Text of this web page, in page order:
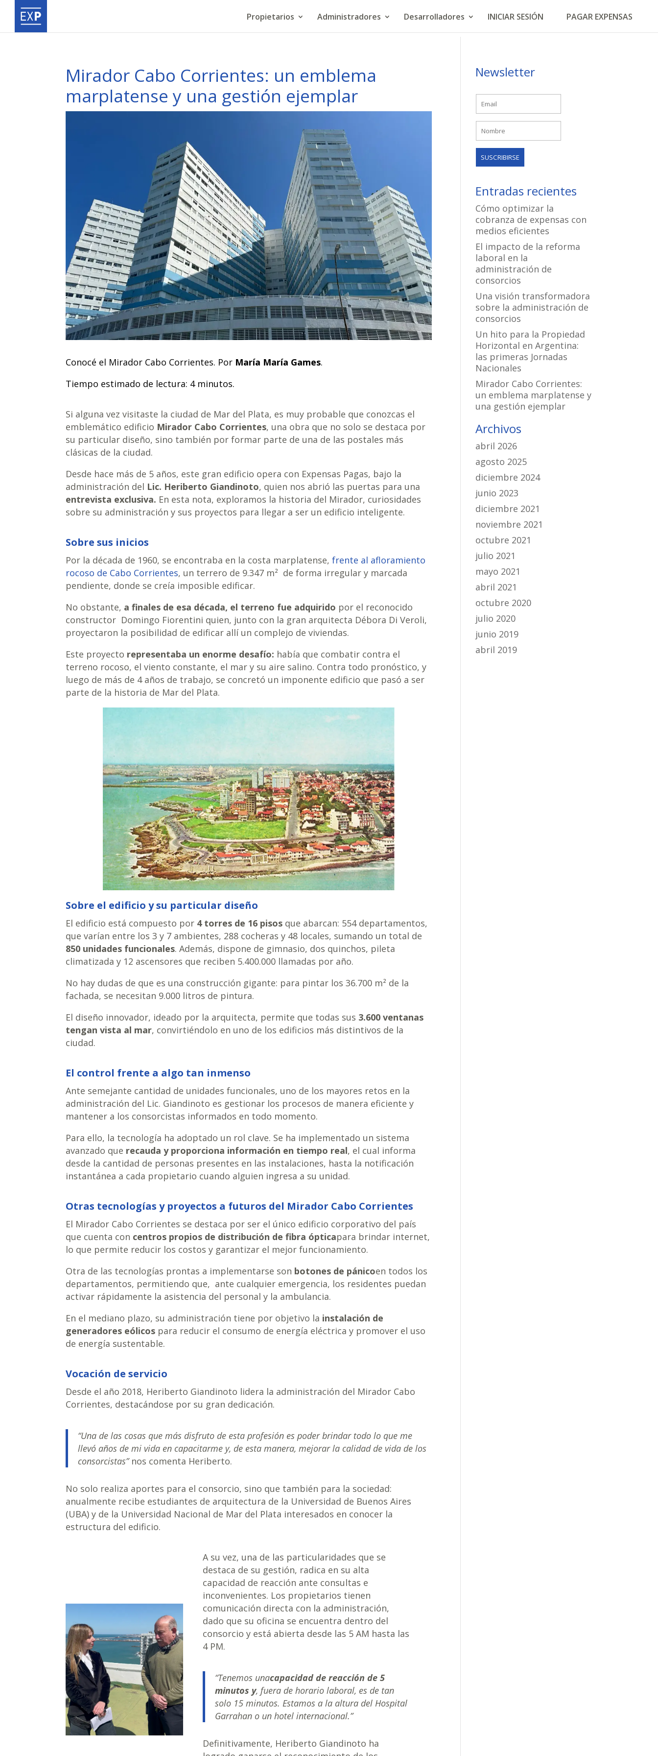
Propietarios Administradores Desarrolladores INICIAR SESIÓN PAGAR EXPENSAS
Mirador Cabo Corrientes: un emblema
marplatense y una gestión ejemplar
Conocé el Mirador Cabo Corrientes. Por María María Games.
Tiempo estimado de lectura: 4 minutos.
Si alguna vez visitaste la ciudad de Mar del Plata, es muy probable que conozcas el
emblemático edificio Mirador Cabo Corrientes, una obra que no solo se destaca por
su particular diseño, sino también por formar parte de una de las postales más
clásicas de la ciudad.
Desde hace más de 5 años, este gran edificio opera con Expensas Pagas, bajo la
administración del Lic. Heriberto Giandinoto, quien nos abrió las puertas para una
entrevista exclusiva. En esta nota, exploramos la historia del Mirador, curiosidades
sobre su administración y sus proyectos para llegar a ser un edificio inteligente.
Sobre sus inicios
Por la década de 1960, se encontraba en la costa marplatense,frente al afloramiento
rocoso de Cabo Corrientes, un terrero de 9.347 m² de forma irregular y marcada
pendiente, donde se creía imposible edificar.
No obstante, a finales de esa década, el terreno fue adquirido por el reconocido
constructor Domingo Fiorentini quien, junto con la gran arquitecta Débora Di Veroli,
proyectaron la posibilidad de edificar allí un complejo de viviendas.
Este proyecto representaba un enorme desafío: había que combatir contra el
terreno rocoso, el viento constante, el mar y su aire salino. Contra todo pronóstico, y
luego de más de 4 años de trabajo, se concretó un imponente edificio que pasó a ser
parte de la historia de Mar del Plata.
Sobre el edificio y su particular diseño
El edificio está compuesto por 4 torres de 16 pisos que abarcan: 554 departamentos,
que varían entre los 3 y 7 ambientes, 288 cocheras y 48 locales, sumando un total de
850 unidades funcionales. Además, dispone de gimnasio, dos quinchos, pileta
climatizada y 12 ascensores que reciben 5.400.000 llamadas por año.
No hay dudas de que es una construcción gigante: para pintar los 36.700 m² de la
fachada, se necesitan 9.000 litros de pintura.
El diseño innovador, ideado por la arquitecta, permite que todas sus 3.600 ventanas
tengan vista al mar, convirtiéndolo en uno de los edificios más distintivos de la
ciudad.
El control frente a algo tan inmenso
Ante semejante cantidad de unidades funcionales, uno de los mayores retos en la
administración del Lic. Giandinoto es gestionar los procesos de manera eficiente y
mantener a los consorcistas informados en todo momento.
Para ello, la tecnología ha adoptado un rol clave. Se ha implementado un sistema
avanzado que recauda y proporciona información en tiempo real, el cual informa
desde la cantidad de personas presentes en las instalaciones, hasta la notificación
instantánea a cada propietario cuando alguien ingresa a su unidad.
Otras tecnologías y proyectos a futuros del Mirador Cabo Corrientes
El Mirador Cabo Corrientes se destaca por ser el único edificio corporativo del país
que cuenta con centros propios de distribución de fibra ópticapara brindar internet,
lo que permite reducir los costos y garantizar el mejor funcionamiento.
Otra de las tecnologías prontas a implementarse son botones de pánicoen todos los
departamentos, permitiendo que, ante cualquier emergencia, los residentes puedan
activar rápidamente la asistencia del personal y la ambulancia.
En el mediano plazo, su administración tiene por objetivo la instalación de
generadores eólicos para reducir el consumo de energía eléctrica y promover el uso
de energía sustentable.
Vocación de servicio
Desde el año 2018, Heriberto Giandinoto lidera la administración del Mirador Cabo
Corrientes, destacándose por su gran dedicación.
“Una de las cosas que más disfruto de esta profesión es poder brindar todo lo que me
llevó años de mi vida en capacitarme y, de esta manera, mejorar la calidad de vida de los
consorcistas”nos comenta Heriberto.
No solo realiza aportes para el consorcio, sino que también para la sociedad:
anualmente recibe estudiantes de arquitectura de la Universidad de Buenos Aires
(UBA) y de la Universidad Nacional de Mar del Plata interesados en conocer la
estructura del edificio.
A su vez, una de las particularidades que se
destaca de su gestión, radica en su alta
capacidad de reacción ante consultas e
inconvenientes. Los propietarios tienen
comunicación directa con la administración,
dado que su oficina se encuentra dentro del
consorcio y está abierta desde las 5 AM hasta las
4 PM.
“Tenemos unacapacidad de reacción de 5
minutos y, fuera de horario laboral, es de tan
solo 15 minutos. Estamos a la altura del Hospital
Garrahan o un hotel internacional.”
Definitivamente, Heriberto Giandinoto ha
Newsletter
Entradas recientes
Cómo optimizar la
cobranza de expensas con
medios eficientes
El impacto de la reforma
laboral en la
administración de
consorcios
Una visión transformadora
sobre la administración de
consorcios
Un hito para la Propiedad
Horizontal en Argentina:
las primeras Jornadas
Nacionales
Mirador Cabo Corrientes:
un emblema marplatense y
una gestión ejemplar
Archivos
abril 2026
agosto 2025
diciembre 2024
junio 2023
diciembre 2021
noviembre 2021
octubre 2021
julio 2021
mayo 2021
abril 2021
octubre 2020
julio 2020
junio 2019
abril 2019